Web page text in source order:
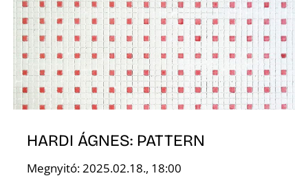
HARDI ÁGNES: PATTERN
Megnyitó: 2025.02.18., 18:00